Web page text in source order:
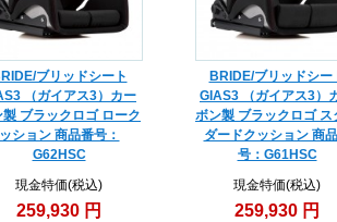
ブリッドシート
（ガイアス3）カー
製 ブラックロゴ ローク
ッション 商品番号：
G62HSC
現金特価(税込)
259,930 円
BRIDE/ブリッドシー
GIAS3 （ガイアス3）
ボン製 ブラックロゴ ス
ダードクッション 商
号：G61HSC
現金特価(税込)
259,930 円